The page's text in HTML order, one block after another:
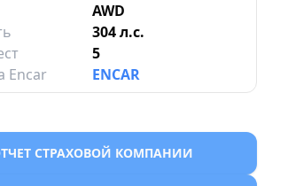
AWD
304 л.с.
5
Encar
ENCAR
СТРАХОВОЙ КОМПАНИИ